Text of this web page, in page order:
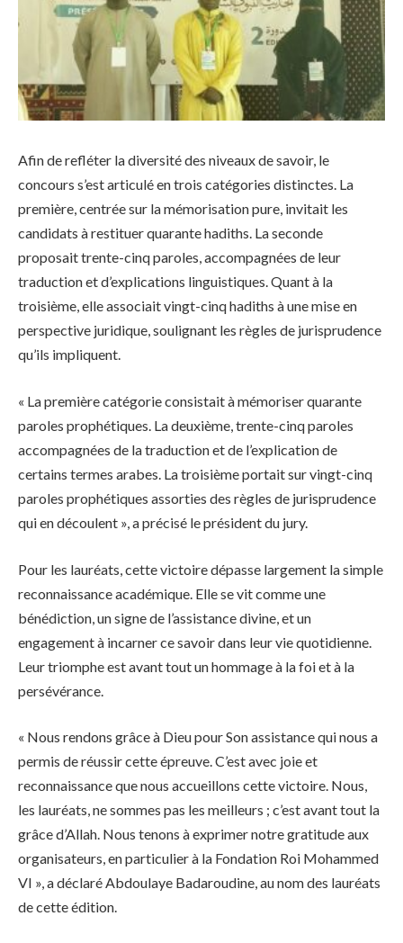
Afin de refléter la diversité des niveaux de savoir, le
concours s’est articulé en trois catégories distinctes. La
première, centrée sur la mémorisation pure, invitait les
candidats à restituer quarante hadiths. La seconde
proposait trente-cinq paroles, accompagnées de leur
traduction et d’explications linguistiques. Quant à la
troisième, elle associait vingt-cinq hadiths à une mise en
perspective juridique, soulignant les règles de jurisprudence
qu’ils impliquent.
« La première catégorie consistait à mémoriser quarante
paroles prophétiques. La deuxième, trente-cinq paroles
accompagnées de la traduction et de l’explication de
certains termes arabes. La troisième portait sur vingt-cinq
paroles prophétiques assorties des règles de jurisprudence
qui en découlent », a précisé le président du jury.
Pour les lauréats, cette victoire dépasse largement la simple
reconnaissance académique. Elle se vit comme une
bénédiction, un signe de l’assistance divine, et un
engagement à incarner ce savoir dans leur vie quotidienne.
Leur triomphe est avant tout un hommage à la foi et à la
persévérance.
« Nous rendons grâce à Dieu pour Son assistance qui nous a
permis de réussir cette épreuve. C’est avec joie et
reconnaissance que nous accueillons cette victoire. Nous,
les lauréats, ne sommes pas les meilleurs ; c’est avant tout la
grâce d’Allah. Nous tenons à exprimer notre gratitude aux
organisateurs, en particulier à la Fondation Roi Mohammed
VI », a déclaré Abdoulaye Badaroudine, au nom des lauréats
de cette édition.